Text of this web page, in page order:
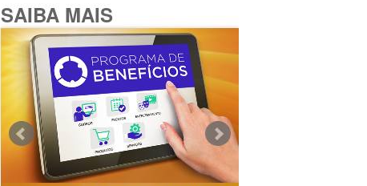
SAIBA MAIS